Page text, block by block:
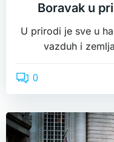
Boravak u
U prirodi je sve u
vazduh i
0